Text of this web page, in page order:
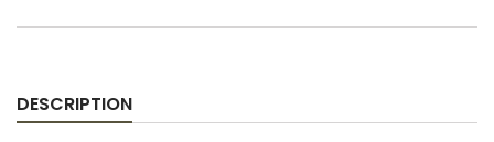
DESCRIPTION